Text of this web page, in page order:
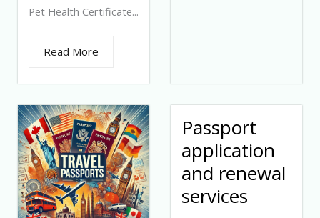
Pet Health Certificate...
Read More
Passport
application
and renewal
services